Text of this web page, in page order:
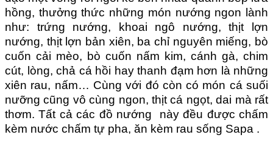
hồng, thưởng thức những món nướng ngon lành
như: trứng nướng, khoai ngô nướng, thịt lợn
nướng, thịt lợn bản xiên, ba chỉ nguyên miếng, bò
cuốn cải mèo, bò cuốn nấm kim, cánh gà, chim
cút, lòng, chả cá hồi hay thanh đạm hơn là những
xiên rau, nấm… Cùng với đó còn có món cá suối
nưỡng cũng vô cùng ngon, thịt cá ngọt, dai mà rất
thơm. Tất cả các đồ nướng này đều được chấm
kèm nước chấm tự pha, ăn kèm rau sống Sapa .